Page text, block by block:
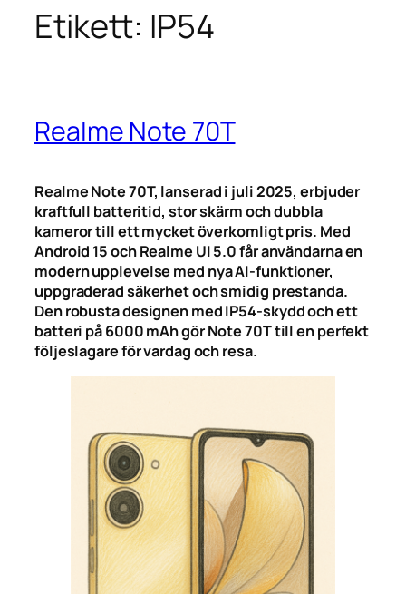
Etikett: IP54
Realme Note 70T
Realme Note 70T, lanserad i juli 2025, erbjuder
kraftfull batteritid, stor skärm och dubbla
kameror till ett mycket överkomligt pris. Med
Android 15 och Realme UI 5.0 får användarna en
modern upplevelse med nya AI-funktioner,
uppgraderad säkerhet och smidig prestanda.
Den robusta designen med IP54-skydd och ett
batteri på 6000 mAh gör Note 70T till en perfekt
följeslagare för vardag och resa.